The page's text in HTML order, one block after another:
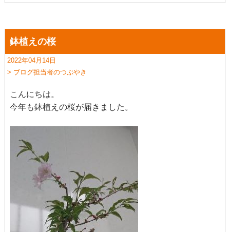
鉢植えの桜
2022年04月14日
> ブログ担当者のつぶやき
こんにちは。
今年も鉢植えの桜が届きました。